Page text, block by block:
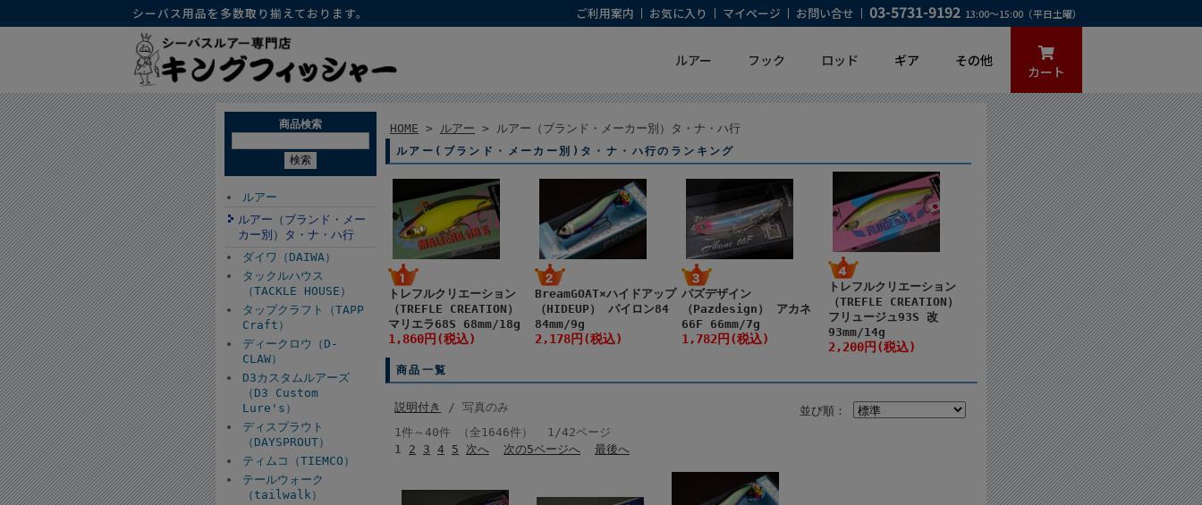
シーバス用品を多数取り揃えております。 ご利用案内 お気に入り マイページ お問い合せ 03-5731-9192 13:00～15:00（平日土曜）
ルアー フック ロッド ギア その他
カート
商品検索
ルアー
ルアー（ブランド・メー
カー別）タ・ナ・ハ行
ダイワ（DAIWA）
タックルハウス
（TACKLE HOUSE）
タップクラフト（TAPP
Craft）
ディークロウ（D-
CLAW）
D3カスタムルアーズ
（D3 Custom
Lure's）
ディスプラウト
（DAYSPROUT）
ティムコ（TIEMCO）
テールウォーク
（tailwalk）
HOME > ルアー > ルアー（ブランド・メーカー別）タ・ナ・ハ行
ルアー(ブランド・メーカー別)タ・ナ・ハ行のランキング
トレフルクリエーション
（TREFLE CREATION）
マリエラ68S 68mm/18g
1,860円(税込)
BreamGOAT×ハイドアップ
（HIDEUP） パイロン84
84mm/9g
2,178円(税込)
パズデザイン
（Pazdesign） アカネ
66F 66mm/7g
1,782円(税込)
トレフルクリエーション
（TREFLE CREATION）
フリュージュ93S 改
93mm/14g
2,200円(税込)
商品一覧
並び順：
説明付き
/ 写真のみ
1件～40件 （全1646件） 1/42ページ
1
2 3 4 5 次へ 次の5ページへ 最後へ